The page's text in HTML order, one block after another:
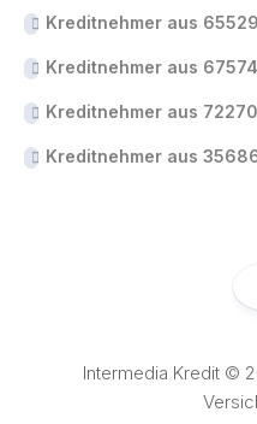
Kreditnehmer aus
Kreditnehmer aus
Kreditnehmer aus
Kreditnehmer aus
Intermedia Kredit ©